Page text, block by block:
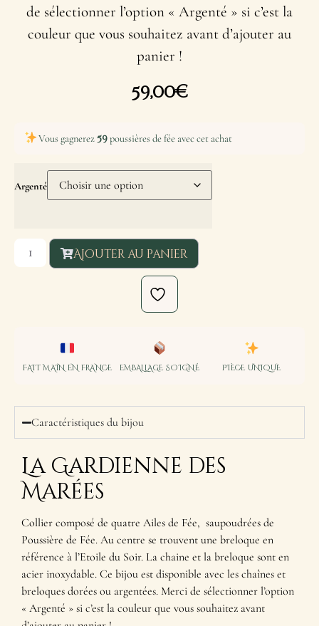
de sélectionner l’option « Argenté » si c’est la
couleur que vous souhaitez avant d’ajouter au
panier !
59,00€
Vous gagnerez59poussières de fée avec cet achat
Argenté
Ajouter au panier
FAIT MAIN EN FRANCE EMBALLAGE SOIGNÉ PIÈCE UNIQUE
Caractéristiques du bijou
La Gardienne des
Marées
Collier composé de quatre Ailes de Fée, saupoudrées de
Poussière de Fée. Au centre se trouvent une breloque en
référence à l’Etoile du Soir. La chaine et la breloque sont en
acier inoxydable. Ce bijou est disponible avec les chaînes et
breloques dorées ou argentées. Merci de sélectionner l’option
« Argenté » si c’est la couleur que vous souhaitez avant